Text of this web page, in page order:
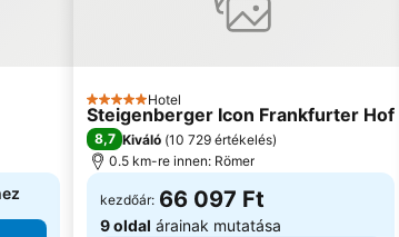
5 Kategória
Hotel
Steigenberger Icon Frankfurter Hof
8,7 Kiváló (10 729 értékelés)
0.5 km-re innen: Römer
kezdőár: 66 097 Ft
9 oldal árainak mutatása